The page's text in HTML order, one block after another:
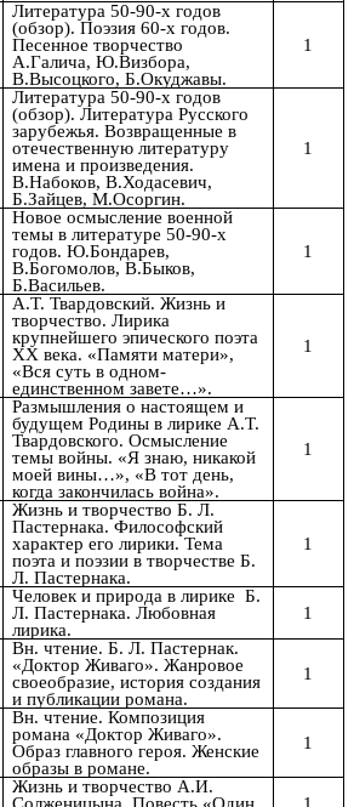
Литература 50-90-х годов
(обзор). Поэзия 60-х годов.
Песенное творчество
А.Галича, Ю.Визбора,
В.Высоцкого, Б.Окуджавы.
1
Литература 50-90-х годов
(обзор). Литература Русского
зарубежья. Возвращенные в
отечественную литературу
имена и произведения.
В.Набоков, В.Ходасевич,
Б.Зайцев, М.Осоргин.
1
Новое осмысление военной
темы в литературе 50-90-х
годов. Ю.Бондарев,
В.Богомолов, В.Быков,
Б.Васильев.
1
А.Т. Твардовский. Жизнь и
творчество. Лирика
крупнейшего эпического поэта
ХХ века. «Памяти матери»,
«Вся суть в одном-
единственном завете…».
1
Размышления о настоящем и
будущем Родины в лирике А.Т.
Твардовского. Осмысление
темы войны. «Я знаю, никакой
моей вины…», «В тот день,
когда закончилась война».
1
Жизнь и творчество Б. Л.
Пастернака. Философский
характер его лирики. Тема
поэта и поэзии в творчестве Б.
Л. Пастернака.
1
Человек и природа в лирике Б.
Л. Пастернака. Любовная
лирика.
1
Вн. чтение. Б. Л. Пастернак.
«Доктор Живаго». Жанровое
своеобразие, история создания
и публикации романа.
1
Вн. чтение. Композиция
романа «Доктор Живаго».
Образ главного героя. Женские
образы в романе.
1
Жизнь и творчество А.И.